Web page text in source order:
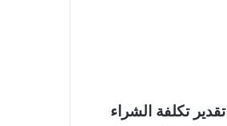
تكلفة الشراء